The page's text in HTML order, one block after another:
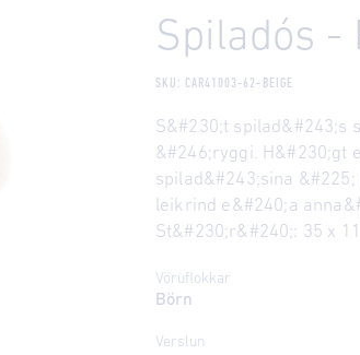
Spiladós -
SKU: CAR41003-62-BEIGE
S&#230;t spilad&#243;s
&#246;ryggi. H&#230;gt
spilad&#243;sina
leikrind e&#240;a
St&#230;r&#240;: 35 x
Vöruflokkar
Börn
Verslun